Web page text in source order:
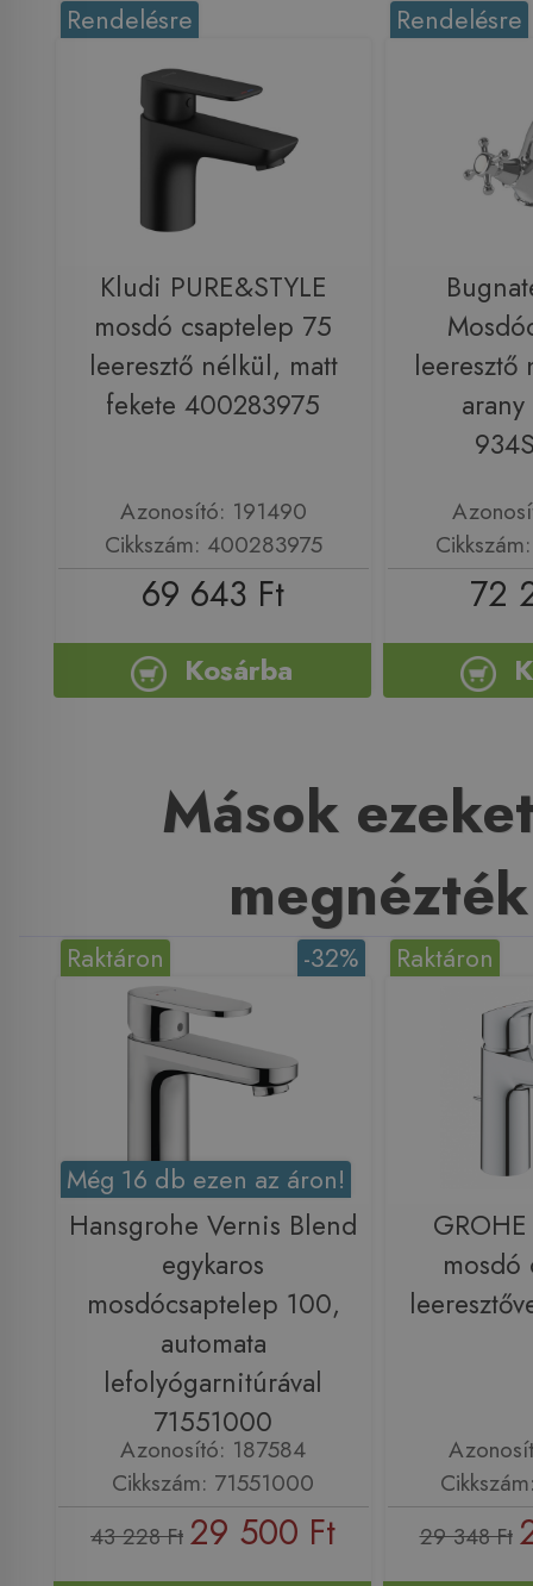
Rendelésre
Kludi PURE&STYLE
mosdó csaptelep 75
leeresztő nélkül, matt
fekete 400283975
Azonosító: 191490
Cikkszám: 400283975
69 643 Ft
Kosárba
Rendelésre
leeresztő
72
Mások
megnézték
-32%
Raktáron
Még 16 db ezen az áron!
Hansgrohe Vernis Blend
egykaros
mosdócsaptelep 100,
automata
lefolyógarnitúrával
71551000
Azonosító: 187584
Cikkszám: 71551000
43 228 Ft 29 500 Ft
Raktáron
mosdó
29 348 Ft